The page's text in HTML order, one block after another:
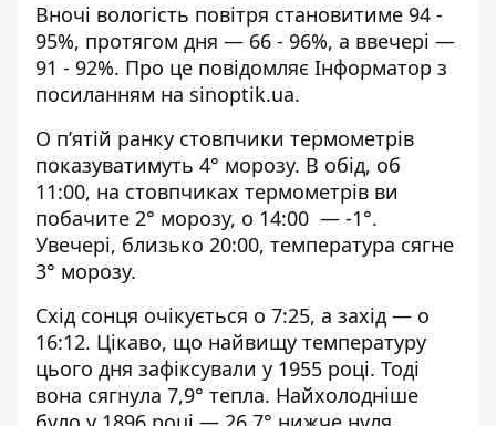
Вночі вологість повітря становитиме 94 -
95%, протягом дня — 66 - 96%, а ввечері —
91 - 92%. Про це повідомляє Інформатор з
посиланням на sinoptik.ua.
О п’ятій ранку стовпчики термометрів
показуватимуть 4° морозу. В обід, об
11:00, на стовпчиках термометрів ви
побачите 2° морозу, о 14:00 — -1°.
Увечері, близько 20:00, температура сягне
3° морозу.
Схід сонця очікується о 7:25, а захід — о
16:12. Цікаво, що найвищу температуру
цього дня зафіксували у 1955 році. Тоді
вона сягнула 7,9° тепла. Найхолодніше